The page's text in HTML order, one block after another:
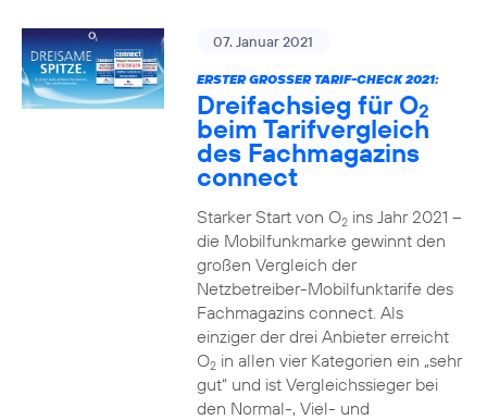
07. Januar 2021
ERSTER GROSSER TARIF-CHECK 2021:
Dreifachsieg für O2
beim Tarifvergleich
des Fachmagazins
connect
Starker Start von O2ins Jahr 2021 –
die Mobilfunkmarke gewinnt den
großen Vergleich der
Netzbetreiber-Mobilfunktarife des
Fachmagazins connect. Als
einziger der drei Anbieter erreicht
O2in allen vier Kategorien ein „sehr
gut“ und ist Vergleichssieger bei
den Normal-, Viel- und